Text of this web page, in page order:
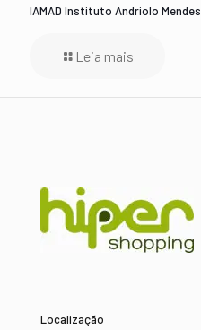
IAMAD Instituto Andriolo Mendes
Leia mais
Localização